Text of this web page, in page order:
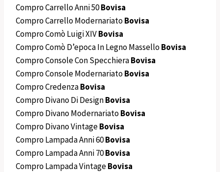
Compro Carrello Anni 50Bovisa
Compro Carrello ModernariatoBovisa
Compro Comò Luigi XIVBovisa
Compro Comò D’epoca In Legno MasselloBovisa
Compro Console Con SpecchieraBovisa
Compro Console ModernariatoBovisa
Compro CredenzaBovisa
Compro Divano Di DesignBovisa
Compro Divano ModernariatoBovisa
Compro Divano VintageBovisa
Compro Lampada Anni 60Bovisa
Compro Lampada Anni 70Bovisa
Compro Lampada VintageBovisa